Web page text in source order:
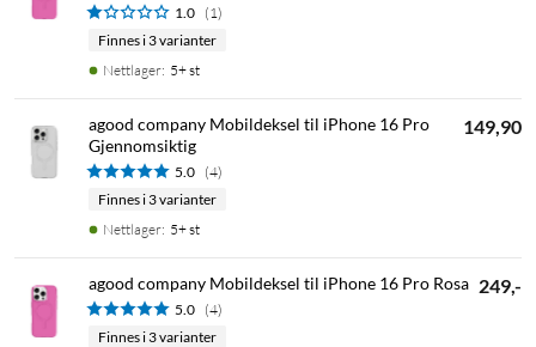
1.0 (1)
Finnes i 3 varianter
Nettlager: 5+ st
agood company Mobildeksel til iPhone 16 Pro
Gjennomsiktig
5.0 (4)
Finnes i 3 varianter
149,90
Nettlager: 5+ st
agood company Mobildeksel til iPhone 16 Pro Rosa
5.0 (4)
Finnes i 3 varianter
249,-